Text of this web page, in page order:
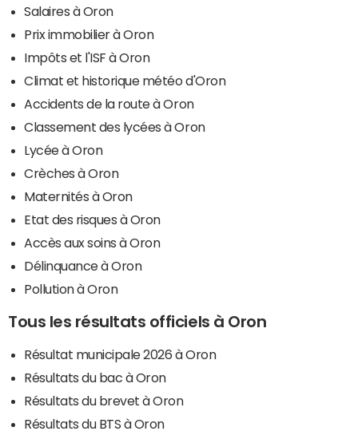
Salaires à Oron
Prix immobilier à Oron
Impôts et l'ISF à Oron
Climat et historique météo d'Oron
Accidents de la route à Oron
Classement des lycées à Oron
Lycée à Oron
Crèches à Oron
Maternités à Oron
Etat des risques à Oron
Accès aux soins à Oron
Délinquance à Oron
Pollution à Oron
Tous les résultats officiels à Oron
Résultat municipale 2026 à Oron
Résultats du bac à Oron
Résultats du brevet à Oron
Résultats du BTS à Oron